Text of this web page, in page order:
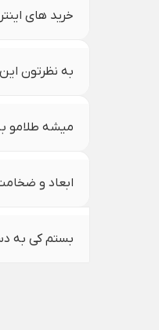
خرید های
به نظرتون
میشه طلامو
ابعاد و
بستم کی به